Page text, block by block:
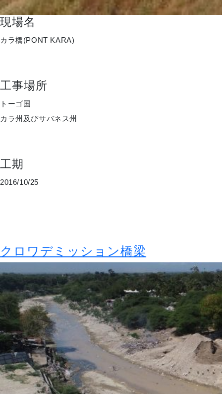
現場名
カラ橋(PONT KARA)
工事場所
トーゴ国
カラ州及びサバネス州
工期
2016/10/25
クロワデミッション橋梁